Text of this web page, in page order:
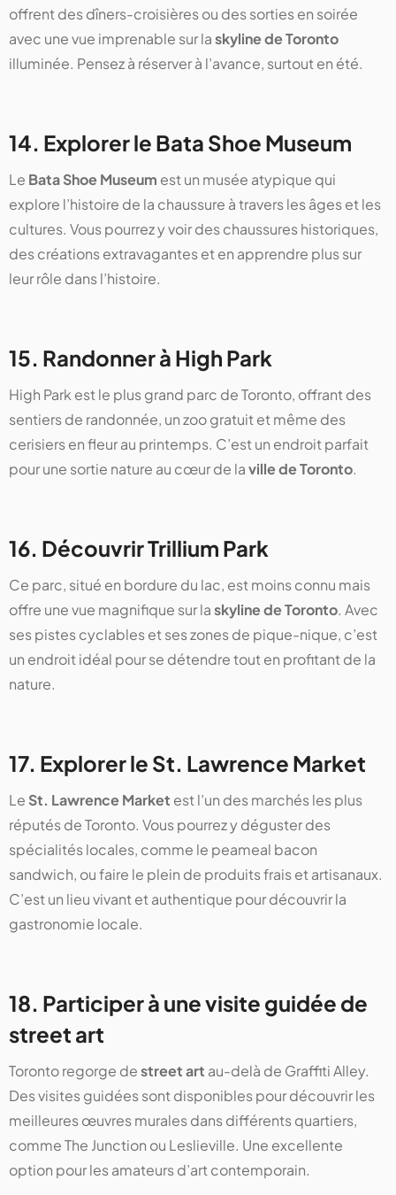
offrent des dîners-croisières ou des sorties en soirée
avec une vue imprenable sur laskyline de Toronto
illuminée. Pensez à réserver à l’avance, surtout en été.
14. Explorer le Bata Shoe Museum
Le Bata Shoe Museum est un musée atypique qui
explore l’histoire de la chaussure à travers les âges et les
cultures. Vous pourrez y voir des chaussures historiques,
des créations extravagantes et en apprendre plus sur
leur rôle dans l’histoire.
15. Randonner à High Park
High Park est le plus grand parc de Toronto, offrant des
sentiers de randonnée, un zoo gratuit et même des
cerisiers en fleur au printemps. C’est un endroit parfait
pour une sortie nature au cœur de laville de Toronto.
16. Découvrir Trillium Park
Ce parc, situé en bordure du lac, est moins connu mais
offre une vue magnifique sur laskyline de Toronto. Avec
ses pistes cyclables et ses zones de pique-nique, c’est
un endroit idéal pour se détendre tout en profitant de la
nature.
17. Explorer le St. Lawrence Market
Le St. Lawrence Market est l’un des marchés les plus
réputés de Toronto. Vous pourrez y déguster des
spécialités locales, comme le peameal bacon
sandwich, ou faire le plein de produits frais et artisanaux.
C’est un lieu vivant et authentique pour découvrir la
gastronomie locale.
18. Participer à une visite guidée de
street art
Toronto regorge destreet art au-delà de Graffiti Alley.
Des visites guidées sont disponibles pour découvrir les
meilleures œuvres murales dans différents quartiers,
comme The Junction ou Leslieville. Une excellente
option pour les amateurs d’art contemporain.